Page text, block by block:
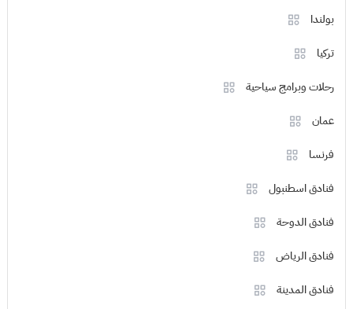
بولندا
تركيا
رحلات وبرامج سياحية
عمان
فرنسا
فنادق اسطنبول
فنادق الدوحة
فنادق الرياض
فنادق المدينة